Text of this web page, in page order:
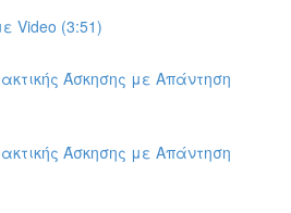
Video (3:51)
Άσκησης με Απάντηση
Άσκησης με Απάντηση